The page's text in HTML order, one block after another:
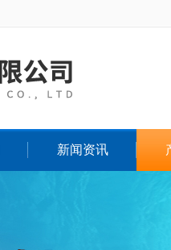
新闻资讯